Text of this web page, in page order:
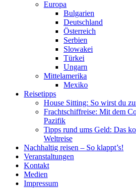
Europa
Bulgarien
Deutschland
Österreich
Serbien
Slowakei
Türkei
Ungarn
Mittelamerika
Mexiko
Reisetipps
House Sitting: So wirst du
Frachtschiffreise: Mit dem
Pazifik
Tipps rund ums Geld: Das
Weltreise
Nachhaltig reisen – So klappt’s!
Veranstaltungen
Kontakt
Medien
Impressum